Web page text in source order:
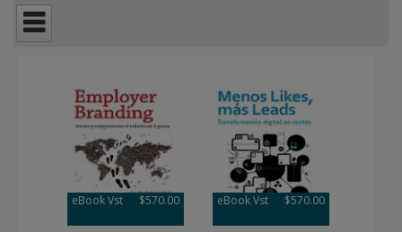
eBook Vst $570.00 eBook Vst $570.00